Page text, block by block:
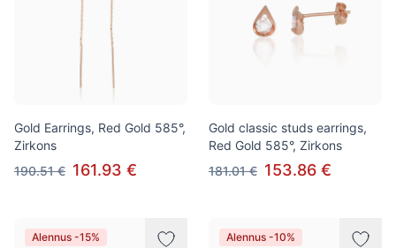
Gold Earrings, Red Gold 585°,
Zirkons
190.51 € 161.93 €
Gold classic studs earrings,
Red Gold 585°, Zirkons
181.01 € 153.86 €
Alennus -15% Alennus -10%